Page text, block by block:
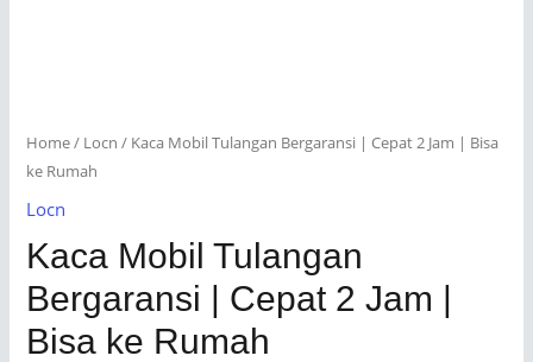
Home/ Locn / Kaca Mobil Tulangan Bergaransi | Cepat 2 Jam | Bisa
ke Rumah
Locn
Kaca Mobil Tulangan
Bergaransi | Cepat 2 Jam |
Bisa ke Rumah